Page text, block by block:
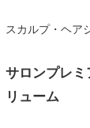
スカルプ・ヘア
サロンプレ
リューム